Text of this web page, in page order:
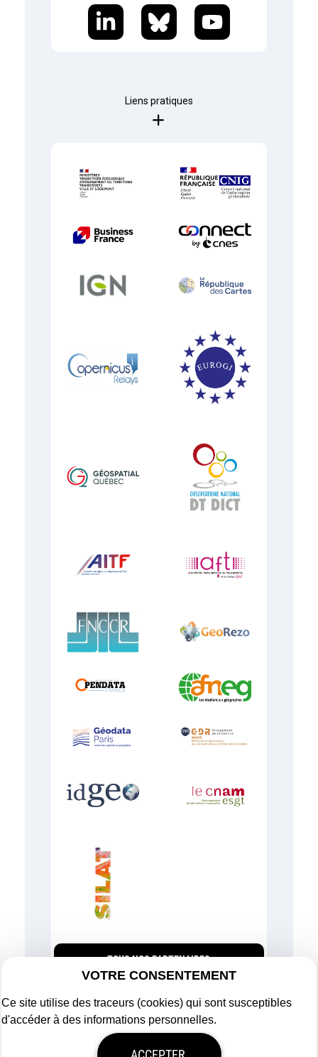
Liens pratiques
TOUS NOS PARTENAIRES
VOTRE CONSENTEMENT
Ce site utilise des traceurs (cookies) qui sont susceptibles
d'accéder à des informations personnelles.